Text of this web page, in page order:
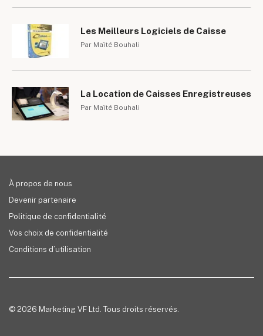
Les Meilleurs Logiciels de Caisse
Par Maïté Bouhali
La Location de Caisses Enregistreuses
Par Maïté Bouhali
À propos de nous
Devenir partenaire
Politique de confidentialité
Vos choix de confidentialité
Conditions d’utilisation
© 2026 Marketing VF Ltd. Tous droits réservés.